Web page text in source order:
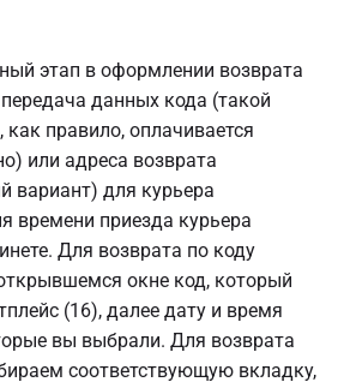
этап в оформлении возврата
данных кода (такой
как правило, оплачивается
или адреса возврата
вариант) для курьера
времени приезда курьера
Для возврата по коду
окне код, который
(16), далее дату и время
вы выбрали. Для возврата
соответствующую вкладку,